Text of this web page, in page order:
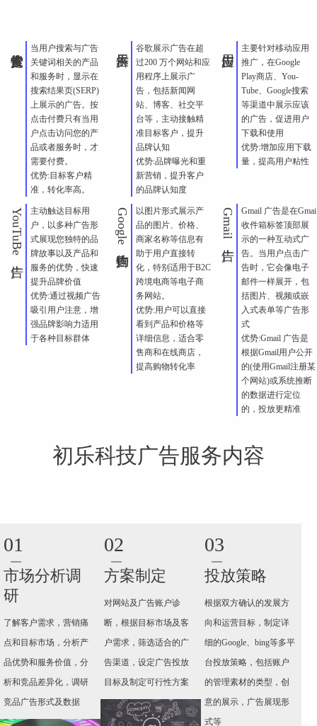
当用户搜索与广告
关键词相关的产品
和服务时，显示在
搜索结果页(SERP)
上展示的广告。按
点击付费只有当用
户点击访问您的产
品或者服务时，才
需要付费。
优势:目标客户精
准，转化率高。
谷歌展示广告在超
过200 万个网站和应
用程序上展示广
告，包括新闻网
站、博客、社交平
台等，主动接触精
准目标客户，提升
品牌认知
优势:品牌曝光和重
新营销，提升客户
的品牌认知度
主要针对移动应用
推广，在Google
Play商店、You-
Tube、Google搜索
等渠道中展示应该
的广告，促进用户
下载和使用
优势:增加应用下载
量，提高用户粘性
YouTuBe广告
主动触达目标用
户，以多种广告形
式展现您独特的品
牌故事以及产品和
服务的优势，快速
提升品牌价值
优势:通过视频广告
吸引用户注意，增
强品牌影响力适用
于各种目标群体
Google购物广告
以图片形式展示产
品的图片、价格、
商家名称等信息有
助于用户直接转
化，特别适用于B2C
跨境电商等电子商
务网站。
优势:用户可以直接
看到产品和价格等
详细信息，适合零
售商和在线商店，
提高购物转化率
Gmail广告
Gmail 广告是在Gmai
收件箱标签顶部展
示的一种互动式广
告。当用户点击广
告时，它会像电子
邮件一样展开，包
括图片、视频或嵌
入式表单等广告形
式
优势:Gmail 广告是
根据Gmail用户公开
的(使用Gmail注册某
个网站)或系统推断
的数据进行定位
的，投放更精准
初乐科技广告服务内容
01
市场分析调
研
了解客户需求，营销痛
点和目标市场，分析产
品优势和服务价值，分
析和竞品差异化，调研
竞品广告形式及数据
02
方案制定
对网站及广告账户诊
断，根据目标市场及客
户需求，筛选适合的广
告渠道，设定广告投放
目标及制定可行性方案
03
投放策略
根据双方确认的发展方
向和运营目标，制定详
细的Google、bing等多平
台投放策略，包括账户
的管理素材的类型，创
意的展示，广告展现形
式等